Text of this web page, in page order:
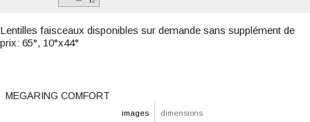
Lentilles faisceaux disponibles sur demande sans supplément de
prix: 65°, 10°x44°
images dimensions
MEGARING COMFORT